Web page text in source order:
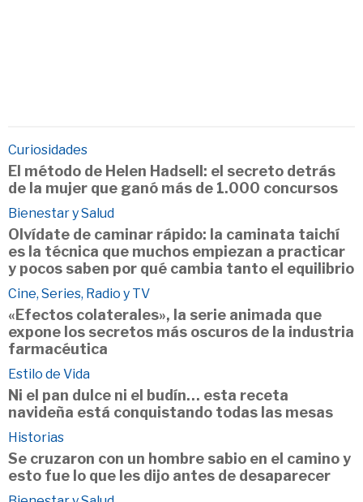
Curiosidades
El método de Helen Hadsell: el secreto detrás
de la mujer que ganó más de 1.000 concursos
Bienestar y Salud
Olvídate de caminar rápido: la caminata taichí
es la técnica que muchos empiezan a practicar
y pocos saben por qué cambia tanto el equilibrio
Cine, Series, Radio y TV
«Efectos colaterales», la serie animada que
expone los secretos más oscuros de la industria
farmacéutica
Estilo de Vida
Ni el pan dulce ni el budín… esta receta
navideña está conquistando todas las mesas
Historias
Se cruzaron con un hombre sabio en el camino y
esto fue lo que les dijo antes de desaparecer